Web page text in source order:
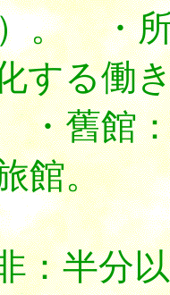
。 ・
する
舊館
館。
：半分